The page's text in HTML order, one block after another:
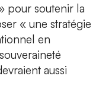
pour soutenir la
« une stratégie
en
aussi